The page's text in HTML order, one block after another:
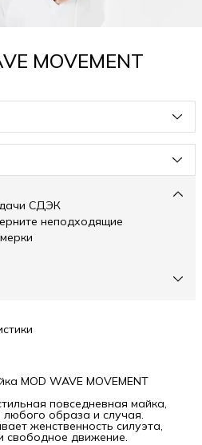
MOVEMENT
СДЭК
неподходящие
MOD WAVE MOVEMENT
повседневная майка,
образа и случая.
женственность силуэта,
свободное движение.